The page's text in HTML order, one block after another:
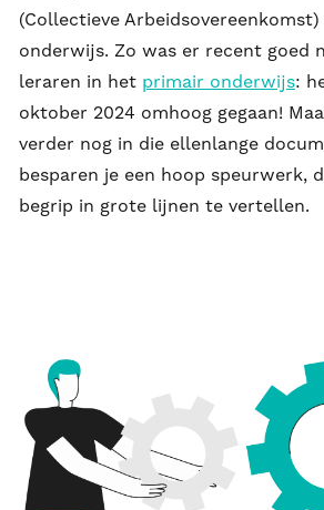
(Collectieve
onderwijs. Zo was er recent goed
leraren in het primair onderwijs:
oktober 2024 omhoog gegaan!
verder nog in die ellenlange
besparen je een hoop speurwerk,
begrip in grote lijnen te vertellen.